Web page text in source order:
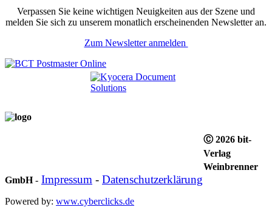
Verpassen Sie keine wichtigen Neuigkeiten aus der Szene und
melden Sie sich zu unserem monatlich erscheinenden Newsletter an.
Zum Newsletter anmelden
Ⓒ 2026 bit-
Verlag
Weinbrenner
GmbH- Impressum - Datenschutzerklärung
Powered by: www.cyberclicks.de